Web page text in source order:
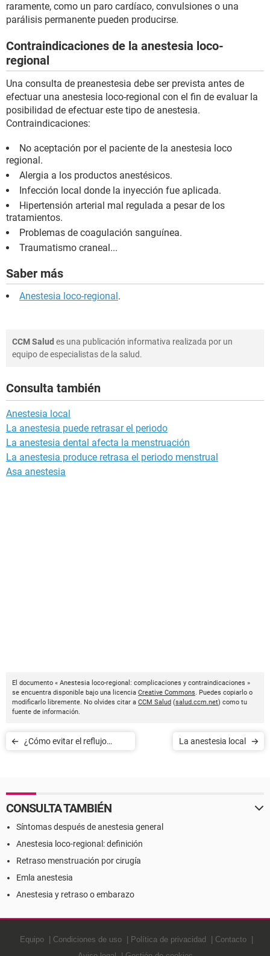
raramente, como un paro cardíaco, convulsiones o una
parálisis permanente pueden producirse.
Contraindicaciones de la anestesia loco-
regional
Una consulta de preanestesia debe ser prevista antes de
efectuar una anestesia loco-regional con el fin de evaluar la
posibilidad de efectuar este tipo de anestesia.
Contraindicaciones:
No aceptación por el paciente de la anestesia loco
regional.
Alergia a los productos anestésicos.
Infección local donde la inyección fue aplicada.
Hipertensión arterial mal regulada a pesar de los
tratamientos.
Problemas de coagulación sanguínea.
Traumatismo craneal...
Saber más
Anestesia loco-regional .
CCM Salud es una publicación informativa realizada por un
equipo de especialistas de la salud.
Consulta también
Anestesia local
La anestesia puede retrasar el periodo
La anestesia dental afecta la menstruación
La anestesia produce retrasa el periodo menstrual
Asa anestesia
El documento « Anestesia loco-regional: complicaciones y contraindicaciones »
se encuentra disponible bajo una licencia Creative Commons. Puedes copiarlo o
modificarlo libremente. No olvides citar a CCM Salud (salud.ccm.net) como tu
fuente de información.
¿Cómo evitar el reflujo
La anestesia local
CONSULTA TAMBIÉN
Síntomas después de anestesia general
Anestesia loco-regional: definición
Retraso menstruación por cirugía
Emla anestesia
Anestesia y retraso o embarazo
Equipo Condiciones de uso Política de privacidad
Contacto